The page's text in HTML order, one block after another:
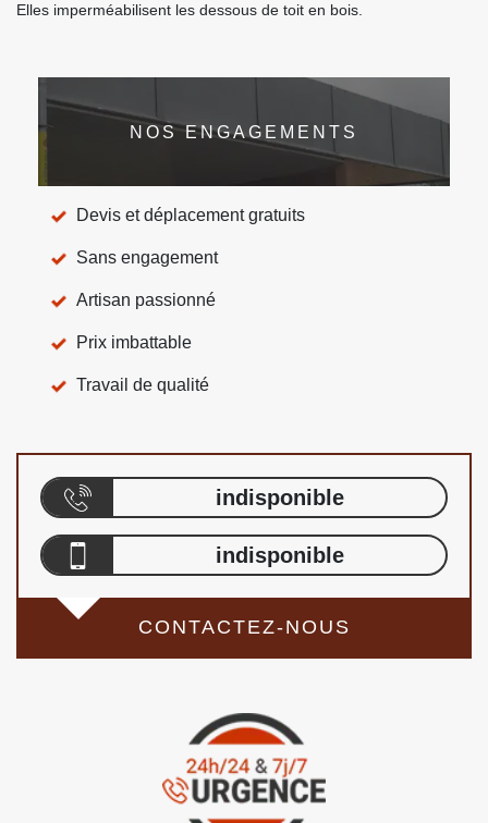
Elles imperméabilisent les dessous de toit en bois.
NOS ENGAGEMENTS
Devis et déplacement gratuits
Sans engagement
Artisan passionné
Prix imbattable
Travail de qualité
indisponible
indisponible
CONTACTEZ-NOUS